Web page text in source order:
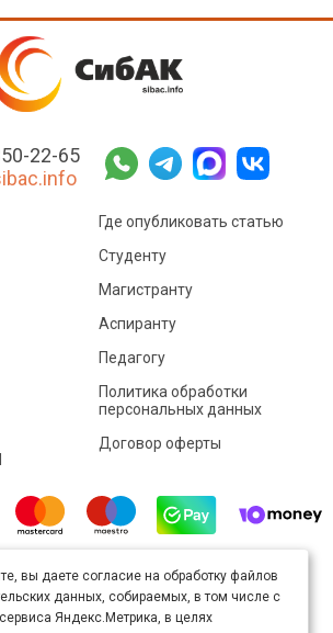
22-65
Где опубликовать статью
Студенту
Магистранту
Аспиранту
Педагогу
Политика обработки
персональных данных
Договор оферты
доступно полицензии Creative
«Attribution» («Атрибуция») 4.0
Непортированная.
вы даете согласие на обработку файлов
данных, собираемых, в том числе с
Яндекс.Метрика, в целях